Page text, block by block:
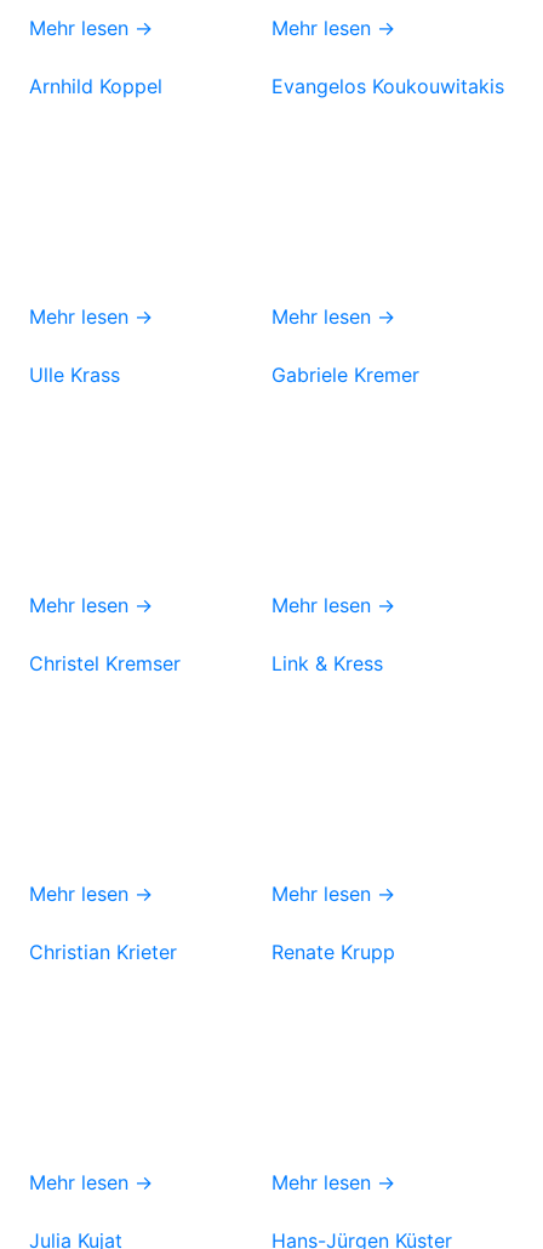
Mehr lesen → Mehr lesen →
Arnhild Koppel
Mehr lesen →
Evangelos Koukouwitakis
Mehr lesen →
Ulle Krass
Mehr lesen →
Gabriele Kremer
Mehr lesen →
Christel Kremser
Mehr lesen →
Link & Kress
Mehr lesen →
Christian Krieter
Mehr lesen →
Renate Krupp
Mehr lesen →
Julia Kujat Hans-Jürgen Küster